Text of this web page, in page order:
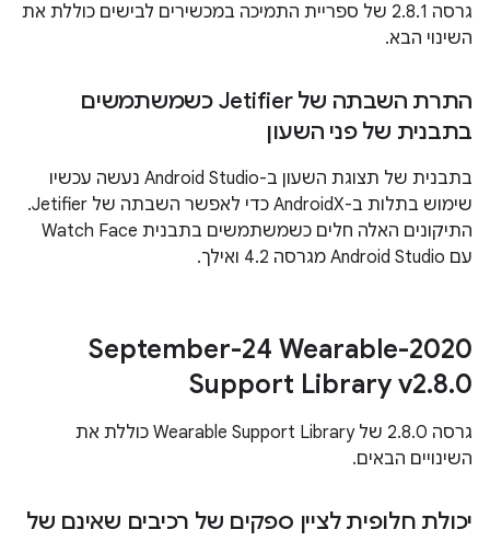
גרסה 2.8.1 של ספריית התמיכה במכשירים לבישים כוללת את
השינוי הבא.
התרת השבתה של Jetifier כשמשתמשים
בתבנית של פני השעון
בתבנית של תצוגת השעון ב-Android Studio נעשה עכשיו
שימוש בתלות ב-AndroidX כדי לאפשר השבתה של Jetifier.
התיקונים האלה חלים כשמשתמשים בתבנית Watch Face
עם Android Studio מגרסה 4.2 ואילך.
‫2020-September-24 Wearable
Support Library v2.8.0
גרסה 2.8.0 של Wearable Support Library כוללת את
השינויים הבאים.
יכולת חלופית לציין ספקים של רכיבים שאינם של